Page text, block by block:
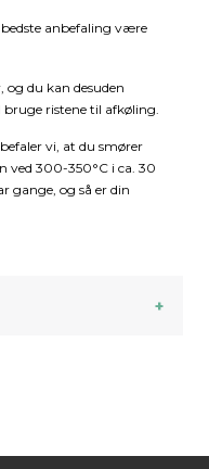
anbefaling være
og du kan desuden
bruge ristene til afkøling.
vi, at du smører
ved 300-350°C i ca. 30
gange, og så er din